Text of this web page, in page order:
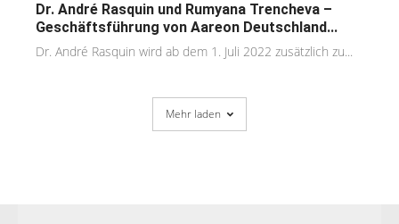
Dr. André Rasquin und Rumyana Trencheva –
Geschäftsführung von Aareon Deutschland...
Dr. André Rasquin wird ab dem 1. Juli 2022 zusätzlich zu...
Mehr laden